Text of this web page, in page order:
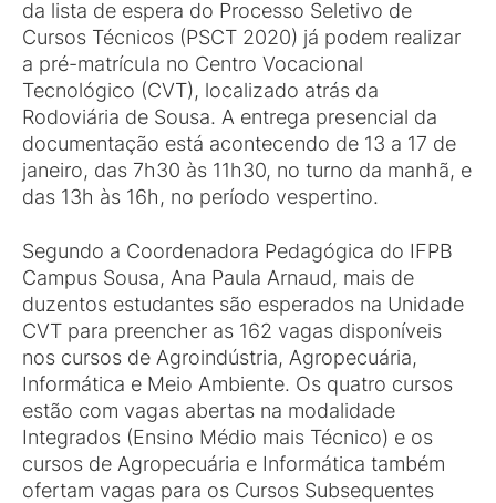
da lista de espera do Processo Seletivo de
Cursos Técnicos (PSCT 2020) já podem realizar
a pré-matrícula no Centro Vocacional
Tecnológico (CVT), localizado atrás da
Rodoviária de Sousa. A entrega presencial da
documentação está acontecendo de 13 a 17 de
janeiro, das 7h30 às 11h30, no turno da manhã, e
das 13h às 16h, no período vespertino.
Segundo a Coordenadora Pedagógica do IFPB
Campus Sousa, Ana Paula Arnaud, mais de
duzentos estudantes são esperados na Unidade
CVT para preencher as 162 vagas disponíveis
nos cursos de Agroindústria, Agropecuária,
Informática e Meio Ambiente. Os quatro cursos
estão com vagas abertas na modalidade
Integrados (Ensino Médio mais Técnico) e os
cursos de Agropecuária e Informática também
ofertam vagas para os Cursos Subsequentes